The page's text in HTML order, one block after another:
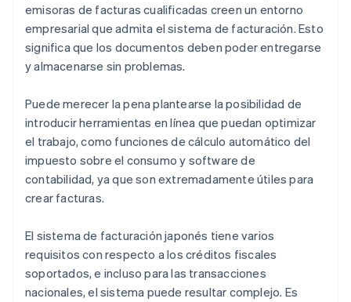
emisoras de facturas cualificadas creen un entorno
empresarial que admita el sistema de facturación. Esto
significa que los documentos deben poder entregarse
y almacenarse sin problemas.
Puede merecer la pena plantearse la posibilidad de
introducir herramientas en línea que puedan optimizar
el trabajo, como funciones de cálculo automático del
impuesto sobre el consumo y software de
contabilidad, ya que son extremadamente útiles para
crear facturas.
El sistema de facturación japonés tiene varios
requisitos con respecto a los créditos fiscales
soportados, e incluso para las transacciones
nacionales, el sistema puede resultar complejo. Es